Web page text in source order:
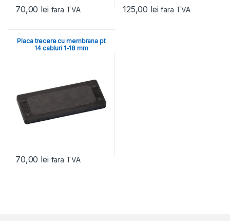
70,00 lei fara TVA 125,00 lei fara TVA
Placa trecere cu membrana pt
14 cabluri 1-18 mm
70,00 lei fara TVA